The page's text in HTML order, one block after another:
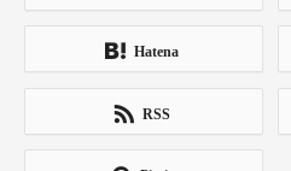
Hatena
RSS